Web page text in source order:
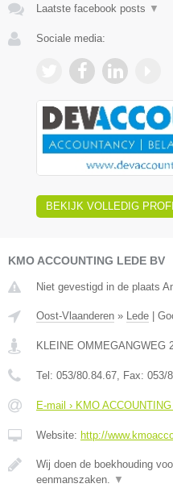
Laatste facebook posts ▼
Sociale media:
BEKIJK VOLLEDIG
KMO ACCOUNTING LEDE BV
Niet gevestigd in de plaats
Oost-Vlaanderen » Lede
KLEINE OMMEGANGWEG
Tel: 053/80.84.67 , Fax: 053/
E-mail › KMO
Website: http://
Wij doen de boekhouding
eenmanszaken.
▼